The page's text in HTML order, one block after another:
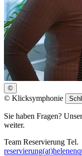
©
© Klicksymphonie
Sie haben Fragen?
weiter.
Team Reservierung Tel.